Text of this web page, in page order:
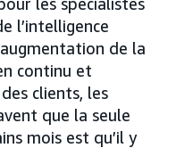
l’intelligence
de la
continu et
clients, les
que la seule
mois est qu’il y